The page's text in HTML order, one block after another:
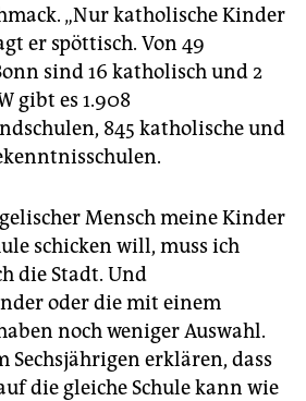
„Nur katholische Kinder
er spöttisch. Von 49
sind 16 katholisch und 2
gibt es 1.908
845 katholische und
Mensch meine Kinder
schicken will, muss ich
die Stadt. Und
oder die mit einem
noch weniger Auswahl.
Sechsjährigen erklären, dass
die gleiche Schule kann wie